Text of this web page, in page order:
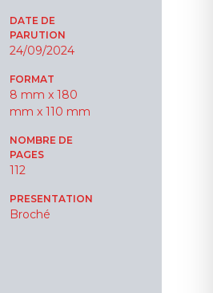
DATE DE
PARUTION
24/09/2024
FORMAT
8 mm x 180
mm x 110 mm
NOMBRE DE
PAGES
112
PRESENTATION
Broché